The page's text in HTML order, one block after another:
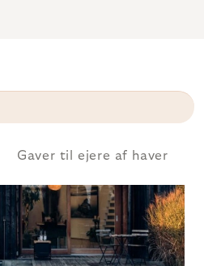
Gaver til ejere af haver